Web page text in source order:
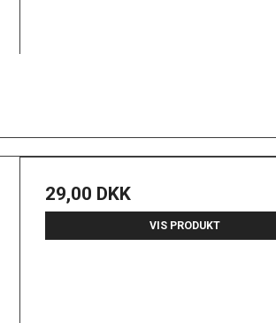
29,00 DKK
VIS PRODUKT